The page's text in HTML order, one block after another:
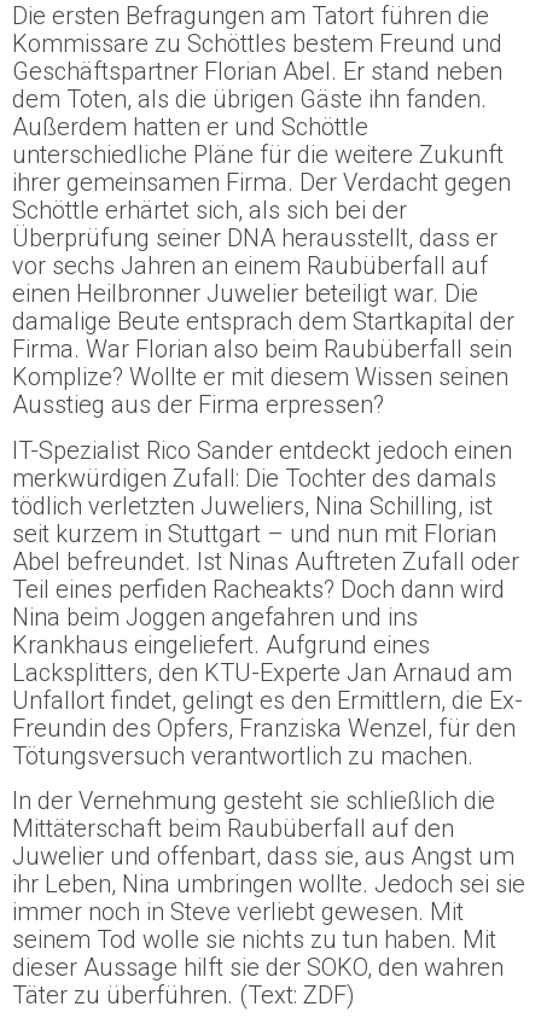
Die ersten Befragungen am Tatort führen die
Kommissare zu Schöttles bestem Freund und
Geschäftspartner Florian Abel. Er stand neben
dem Toten, als die übrigen Gäste ihn fanden.
Außerdem hatten er und Schöttle
unterschiedliche Pläne für die weitere Zukunft
ihrer gemeinsamen Firma. Der Verdacht gegen
Schöttle erhärtet sich, als sich bei der
Überprüfung seiner DNA herausstellt, dass er
vor sechs Jahren an einem Raubüberfall auf
einen Heilbronner Juwelier beteiligt war. Die
damalige Beute entsprach dem Startkapital der
Firma. War Florian also beim Raubüberfall sein
Komplize? Wollte er mit diesem Wissen seinen
Ausstieg aus der Firma erpressen?
IT-Spezialist Rico Sander entdeckt jedoch einen
merkwürdigen Zufall: Die Tochter des damals
tödlich verletzten Juweliers, Nina Schilling, ist
seit kurzem in Stuttgart – und nun mit Florian
Abel befreundet. Ist Ninas Auftreten Zufall oder
Teil eines perfiden Racheakts? Doch dann wird
Nina beim Joggen angefahren und ins
Krankhaus eingeliefert. Aufgrund eines
Lacksplitters, den KTU-Experte Jan Arnaud am
Unfallort findet, gelingt es den Ermittlern, die Ex-
Freundin des Opfers, Franziska Wenzel, für den
Tötungsversuch verantwortlich zu machen.
In der Vernehmung gesteht sie schließlich die
Mittäterschaft beim Raubüberfall auf den
Juwelier und offenbart, dass sie, aus Angst um
ihr Leben, Nina umbringen wollte. Jedoch sei sie
immer noch in Steve verliebt gewesen. Mit
seinem Tod wolle sie nichts zu tun haben. Mit
dieser Aussage hilft sie der SOKO, den wahren
Täter zu überführen. (Text: ZDF)